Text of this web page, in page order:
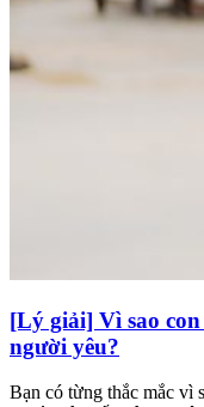
[Lý giải] Vì sao
người yêu?
Bạn có từng thắc mắc vì